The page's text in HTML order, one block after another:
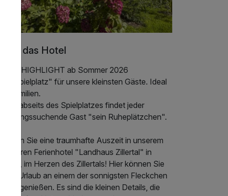
Über das Hotel
Unser HIGHLIGHT ab Sommer 2026
Waldspielplatz" für unsere kleinsten Gäste. Ideal
für Familien.
Auch abseits des Spielplatzes findet jeder
erholungssuchende Gast "sein Ruheplätzchen".
Erleben Sie eine traumhafte Auszeit in unserem
familiären Ferienhotel "Landhaus Zillertal" in
Fügen, im Herzen des Zillertals! Hier können Sie
Ihren Urlaub an einem der sonnigsten Fleckchen
Tirols genießen. Es sind die kleinen Details, die